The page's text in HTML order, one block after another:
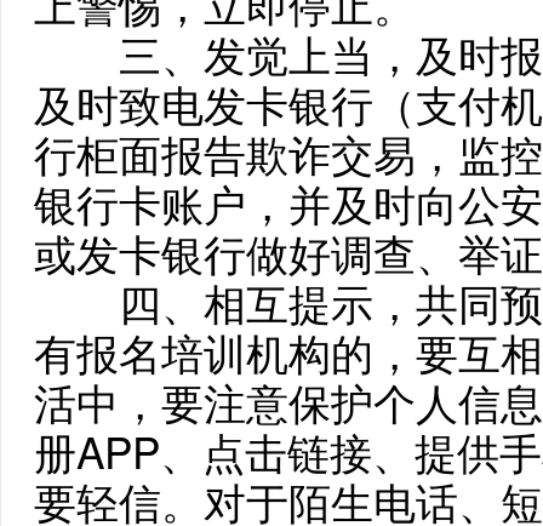
三、发觉上当，及时报
及时致电发卡银行（支付
行柜面报告欺诈交易，监
银行卡账户，并及时向公
或发卡银行做好调查、举
四、相互提示，共同预
有报名培训机构的，要互
活中，要注意保护个人信
册APP、点击链接、提供
要轻信。对于陌生电话、